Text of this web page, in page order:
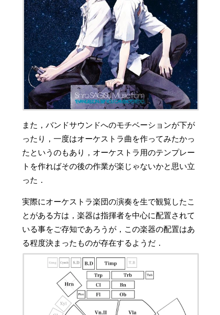
また，バンドサウンドへのモチベーションが下が
ったり，一度はオーケストラ曲を作ってみたかっ
たというのもあり，オーケストラ用のテンプレー
トを作ればその後の作業が楽じゃないかと思い立
った．
実際にオーケストラ楽団の演奏を生で観覧したこ
とがある方は，楽器は指揮者を中心に配置されて
いる事をご存知であろうが，この楽器の配置はあ
る程度決まったものが存在するようだ．